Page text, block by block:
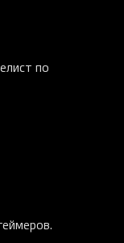
по